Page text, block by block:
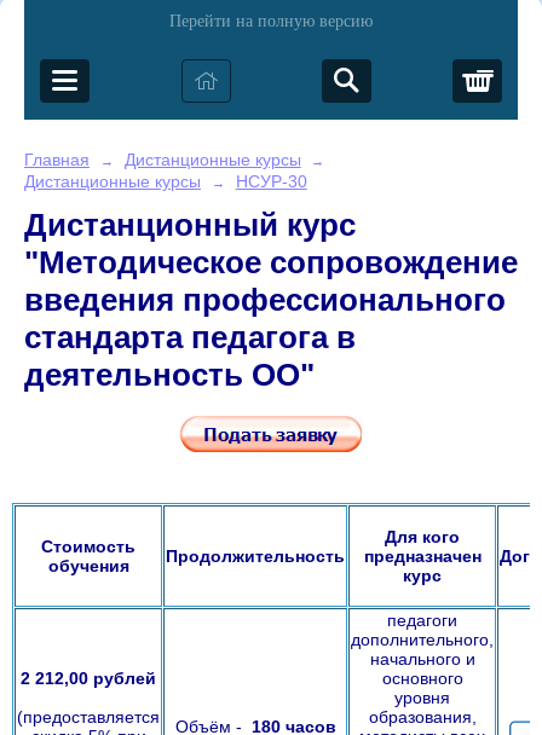
Перейти на полную версию
Главная → Дистанционные курсы →
Дистанционные курсы → НСУР-30
Дистанционный курс
"Методическое сопровождение
введения профессионального
стандарта педагога в
деятельность ОО"
Стоимость
обучения
Продолжительность
Для кого
предназначен
курс
2 212,00 рублей
(предоставляется
Объём - 180 часов
педагоги
дополнительного,
начального и
основного
уровня
образования,